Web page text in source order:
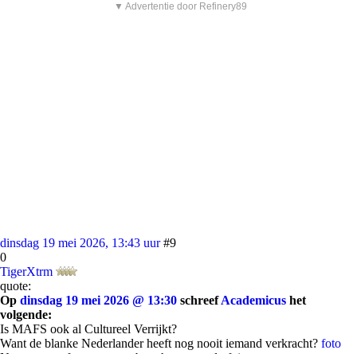
▼ Advertentie door Refinery89
dinsdag 19 mei 2026, 13:43 uur #9
0
TigerXtrm
quote:
Op dinsdag 19 mei 2026 @ 13:30 schreefAcademicus het
volgende:
Is MAFS ook al Cultureel Verrijkt?
Want de blanke Nederlander heeft nog nooit iemand verkracht? foto